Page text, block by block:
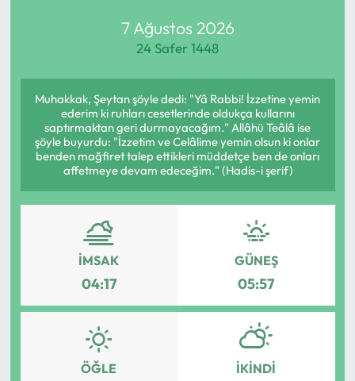
7 Ağustos 2026
24 Safer 1448
Muhakkak, Şeytan şöyle dedi: "Yâ Rabbi! İzzetine yemin
ederim ki ruhları cesetlerinde oldukça kullarını
saptırmaktan geri durmayacağım." Allâhü Teâlâ ise
şöyle buyurdu: "İzzetim ve Celâlime yemin olsun ki onlar
benden mağfiret talep ettikleri müddetçe ben de onları
affetmeye devam edeceğim." (Hadis-i şerif)
İMSAK
04:17
GÜNEŞ
05:57
ÖĞLE İKINDI
Araştırma-Rapor